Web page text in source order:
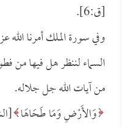
[ق:6].
وفي سورة الملك أمرنا
السماء لننظر هل فيها من
من آيات الله جل جلاله.
وَالأَرْضِ وَمَا طَحَاهَا